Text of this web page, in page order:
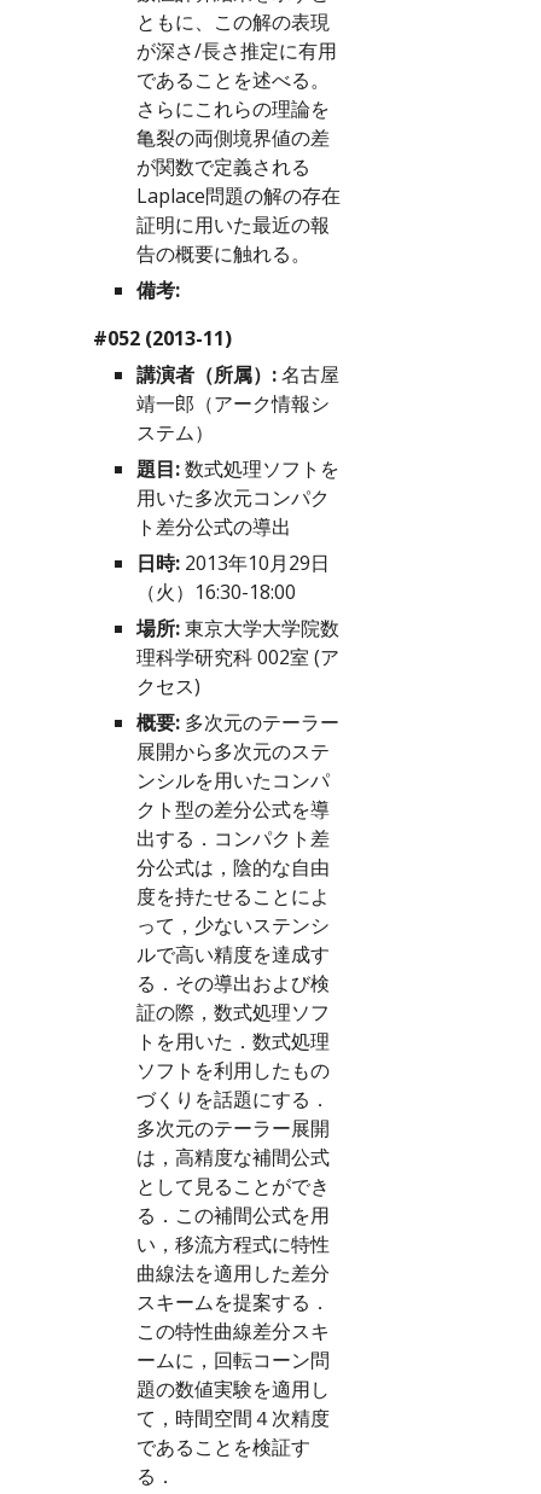
ともに、この解の表現
が深さ/長さ推定に有用
であることを述べる。
さらにこれらの理論を
亀裂の両側境界値の差
が関数で定義される
Laplace問題の解の存在
証明に用いた最近の報
告の概要に触れる。
備考:
#052 (2013-11)
講演者（所属）: 名古屋
靖一郎（アーク情報シ
ステム）
題目: 数式処理ソフトを
用いた多次元コンパク
ト差分公式の導出
日時: 2013年10月29日
（火）16:30-18:00
場所: 東京大学大学院数
理科学研究科 002室 (ア
クセス)
概要: 多次元のテーラー
展開から多次元のステ
ンシルを用いたコンパ
クト型の差分公式を導
出する．コンパクト差
分公式は，陰的な自由
度を持たせることによ
って，少ないステンシ
ルで高い精度を達成す
る．その導出および検
証の際，数式処理ソフ
トを用いた．数式処理
ソフトを利用したもの
づくりを話題にする．
多次元のテーラー展開
は，高精度な補間公式
として見ることができ
る．この補間公式を用
い，移流方程式に特性
曲線法を適用した差分
スキームを提案する．
この特性曲線差分スキ
ームに，回転コーン問
題の数値実験を適用し
て，時間空間４次精度
であることを検証す
る．